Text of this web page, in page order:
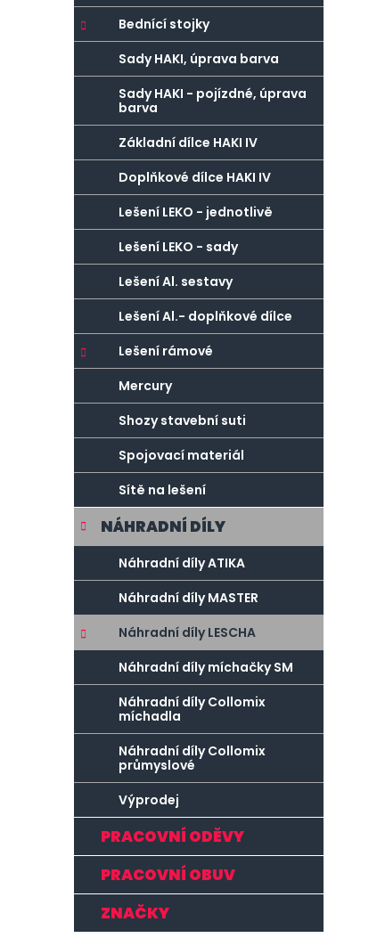
Bednící stojky
Sady HAKI, úprava barva
Sady HAKI - pojízdné, úprava
barva
Základní dílce HAKI IV
Doplňkové dílce HAKI IV
Lešení LEKO - jednotlivě
Lešení LEKO - sady
Lešení Al. sestavy
Lešení Al.- doplňkové dílce
Lešení rámové
Mercury
Shozy stavební suti
Spojovací materiál
Sítě na lešení
NÁHRADNÍ DÍLY
Náhradní díly ATIKA
Náhradní díly MASTER
Náhradní díly LESCHA
Náhradní díly míchačky SM
Náhradní díly Collomix
míchadla
Náhradní díly Collomix
průmyslové
Výprodej
PRACOVNÍ ODĚVY
PRACOVNÍ OBUV
ZNAČKY